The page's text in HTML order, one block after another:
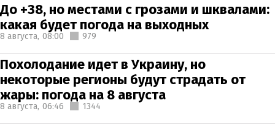
До +38, но местами с грозами и шквалами:
какая будет погода на выходных
8 августа, 08:00 979
Похолодание идет в Украину, но
некоторые регионы будут страдать от
жары: погода на 8 августа
8 августа, 06:46 1344